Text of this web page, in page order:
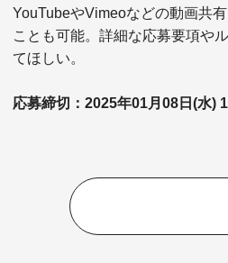
YouTubeやVimeoなどの動画共
ことも可能。詳細な応募要項や
てほしい。
応募締切：2025年01月08日(水)